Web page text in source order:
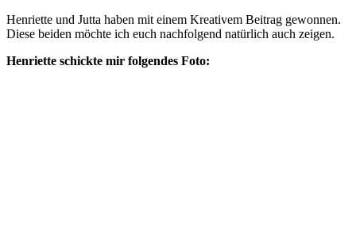
Henriette und Jutta haben mit einem Kreativem Beitrag gewonnen.
Diese beiden möchte ich euch nachfolgend natürlich auch zeigen.
Henriette schickte mir folgendes Foto: